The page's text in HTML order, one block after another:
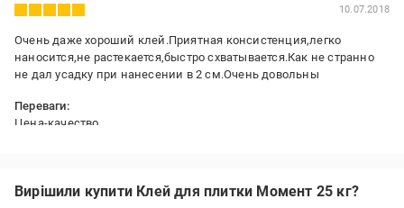
10.07.2018
Очень даже хороший клей.Приятная консистенция,легко
наносится,не растекается,быстро схватывается.Как не странно
не дал усадку при нанесении в 2 см.Очень довольны
Переваги:
Цена-качество
Вирішили купити Клей для плитки Момент 25 кг?